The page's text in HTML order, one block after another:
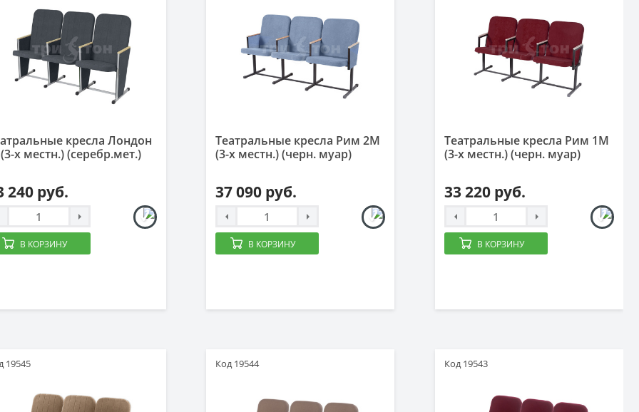
кресла Лондон
х местн.) (серебр.мет.)
240 руб.
В КОРЗИНУ
Театральные кресла Рим 2М
(3-х местн.) (черн. муар)
37 090 руб.
В КОРЗИНУ
Театральные кресла Рим 1М
(3-х местн.) (черн. муар)
33 220 руб.
В КОРЗИНУ
19545 Код 19544 Код 19543